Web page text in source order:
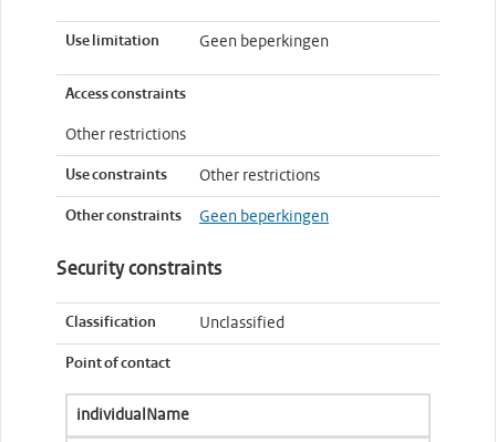
Use limitation Geen beperkingen
Access constraints
Other restrictions
Use constraints Other restrictions
Other constraints Geen beperkingen
Security constraints
Classification Unclassified
Point of contact
individualName